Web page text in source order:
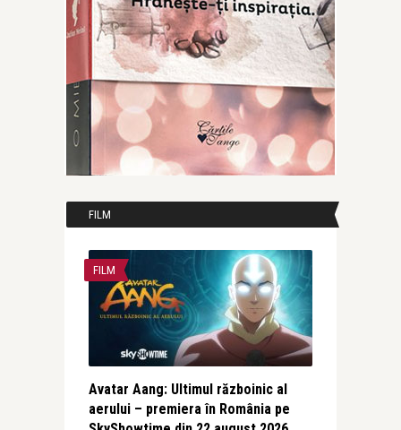
FILM
FILM
Avatar Aang: Ultimul războinic al
aerului – premiera în România pe